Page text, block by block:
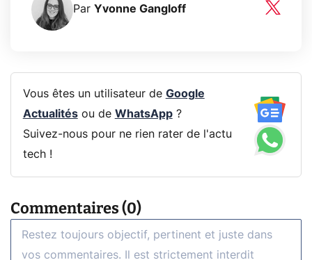
Par Yvonne Gangloff
Vous êtes un utilisateur de Google
Actualitésou de WhatsApp?
Suivez-nous pour ne rien rater de l'actu
tech !
Commentaires (0)